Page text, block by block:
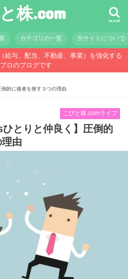
株.com search
カテゴリの一覧 当サイトについて
給与、配当、不動産、事業）を強化する
ロのブログです
倒的に後者を推す３つの理由
こびと株.comライフ
ひとりと仲良く】圧倒的
由